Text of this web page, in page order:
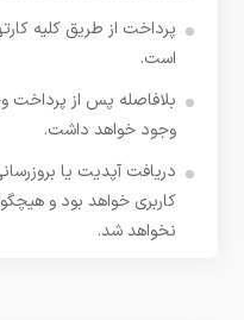
پرداخت از طریق کلیه
است.
بلافاصله پس از پرداخت
وجود خواهد داشت.
دریافت آپدیت یا
کاربری خواهد بود و
نخواهد شد.